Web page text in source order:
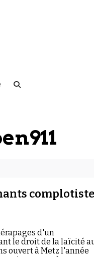
d'un
le droit de la laïcité
ouvert à Metz l'année